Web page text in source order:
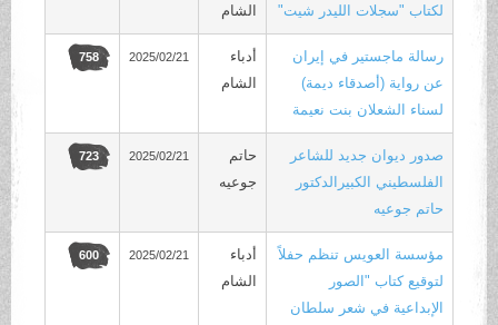
لكتاب "سجلات الليدر شيت"
الشام
رسالة ماجستير في إيران
عن رواية (أصدقاء ديمة)
لسناء الشعلان بنت نعيمة
أدباء
الشام
2025/02/21
758
صدور ديوان جديد للشاعر
الفلسطيني الكبيرالدكتور
حاتم جوعيه
حاتم
جوعيه
2025/02/21
723
مؤسسة العويس تنظم حفلاً
لتوقيع كتاب "الصور
الإبداعية في شعر سلطان
أدباء
الشام
2025/02/21
600